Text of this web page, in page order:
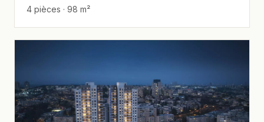
4 pièces · 98 m²